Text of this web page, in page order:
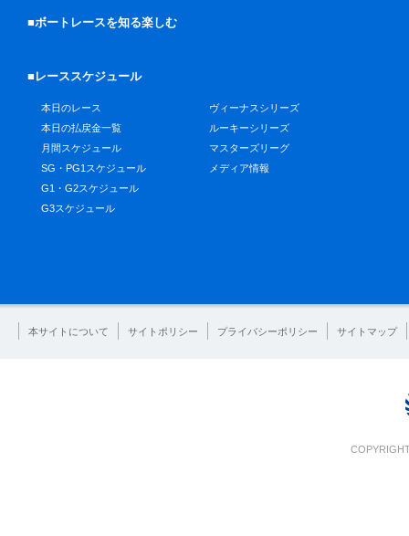
■ボートレースを知る楽しむ
■レーススケジュール
本日のレース
本日の払戻金一覧
月間スケジュール
SG・PG1スケジュール
G1・G2スケジュール
G3スケジュール
ヴィーナスシリーズ
ルーキーシリーズ
マスターズリーグ
メディア情報
本サイトについて サイトポリシー プライバシーポリシー サイトマップ